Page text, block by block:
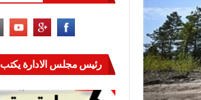
رئيس مجلس الادارة يكتب